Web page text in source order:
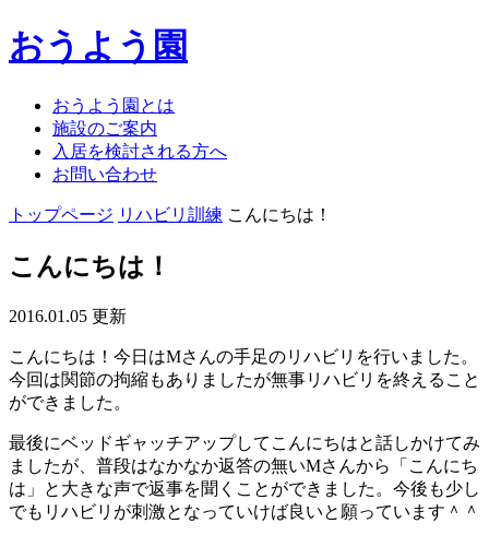
おうよう園
おうよう園とは
施設のご案内
入居を検討される方へ
お問い合わせ
トップページ リハビリ訓練 こんにちは！
こんにちは！
2016.01.05 更新
こんにちは！今日はMさんの手足のリハビリを行いました。
今回は関節の拘縮もありましたが無事リハビリを終えること
ができました。
最後にベッドギャッチアップしてこんにちはと話しかけてみ
ましたが、普段はなかなか返答の無いMさんから「こんにち
は」と大きな声で返事を聞くことができました。今後も少し
でもリハビリが刺激となっていけば良いと願っています＾＾